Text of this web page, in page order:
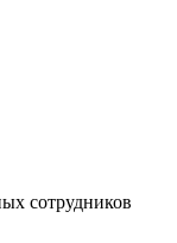
сотрудников